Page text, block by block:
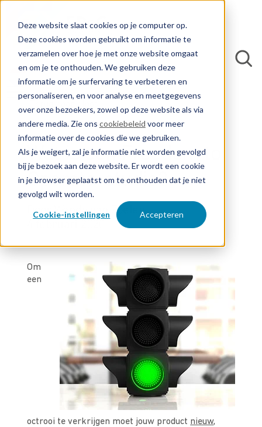
Deze website slaat cookies op je computer op.
Deze cookies worden gebruikt om informatie te
verzamelen over hoe je met onze website omgaat
en om je te onthouden. We gebruiken deze
informatie om je surfervaring te verbeteren en
personaliseren, en voor analyse en meetgegevens
over onze bezoekers, zowel op deze website als via
andere media. Zie ons cookiebeleid voor meer
informatie over de cookies die we gebruiken.
Als je weigert, zal je informatie niet worden gevolgd
bij je bezoek aan deze website. Er wordt een cookie
in je browser geplaatst om te onthouden dat je niet
gevolgd wilt worden.
Cookie-instellingen Accepteren
Wat is een Freedom to
Operate-studie?
Door Wendy van Zoelen
Om
een
octrooi te verkrijgen moet jouw product nieuw,